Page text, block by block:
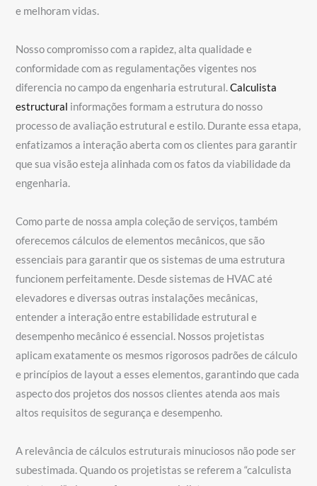
e melhoram vidas.
Nosso compromisso com a rapidez, alta qualidade e
conformidade com as regulamentações vigentes nos
diferencia no campo da engenharia estrutural.Calculista
estructural informações formam a estrutura do nosso
processo de avaliação estrutural e estilo. Durante essa etapa,
enfatizamos a interação aberta com os clientes para garantir
que sua visão esteja alinhada com os fatos da viabilidade da
engenharia.
Como parte de nossa ampla coleção de serviços, também
oferecemos cálculos de elementos mecânicos, que são
essenciais para garantir que os sistemas de uma estrutura
funcionem perfeitamente. Desde sistemas de HVAC até
elevadores e diversas outras instalações mecânicas,
entender a interação entre estabilidade estrutural e
desempenho mecânico é essencial. Nossos projetistas
aplicam exatamente os mesmos rigorosos padrões de cálculo
e princípios de layout a esses elementos, garantindo que cada
aspecto dos projetos dos nossos clientes atenda aos mais
altos requisitos de segurança e desempenho.
A relevância de cálculos estruturais minuciosos não pode ser
subestimada. Quando os projetistas se referem a “calculista